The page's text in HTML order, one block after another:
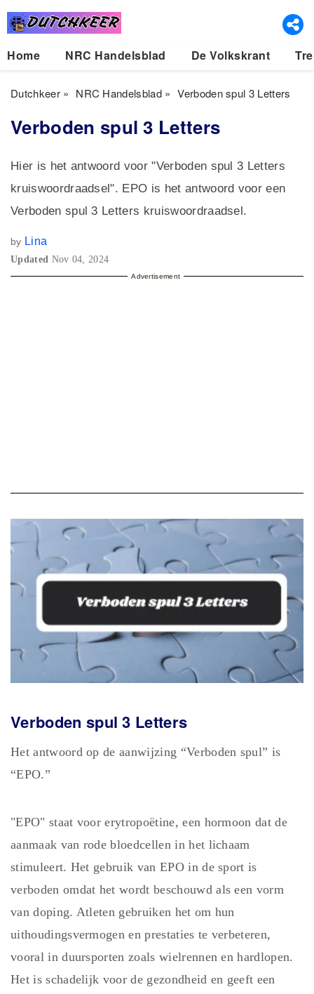
Home NRC Handelsblad De Volkskrant
Dutchkeer» NRC Handelsblad » Verboden spul 3 Letters
Verboden spul 3 Letters
Hier is het antwoord voor "Verboden spul 3 Letters
kruiswoordraadsel". EPO is het antwoord voor een
Verboden spul 3 Letters kruiswoordraadsel.
by Lina
Updated Nov 04, 2024
Advertisement
Verboden spul 3 Letters
Het antwoord op de aanwijzing “Verboden spul” is
“EPO.”
"EPO" staat voor erytropoëtine, een hormoon dat de
aanmaak van rode bloedcellen in het lichaam
stimuleert. Het gebruik van EPO in de sport is
verboden omdat het wordt beschouwd als een vorm
van doping. Atleten gebruiken het om hun
uithoudingsvermogen en prestaties te verbeteren,
vooral in duursporten zoals wielrennen en hardlopen.
Het is schadelijk voor de gezondheid en geeft een